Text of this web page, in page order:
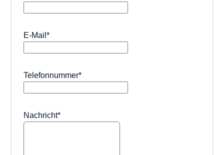
E-Mail *
Telefonnummer*
Nachricht*